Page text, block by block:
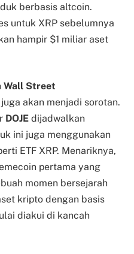
berbasis altcoin.
untuk XRP sebelumnya
hampir $1 miliar aset
Wall Street
akan menjadi sorotan.
DOJE dijadwalkan
ini juga menggunakan
ETF XRP. Menariknya,
pertama yang
momen bersejarah
kripto dengan basis
diakui di kancah